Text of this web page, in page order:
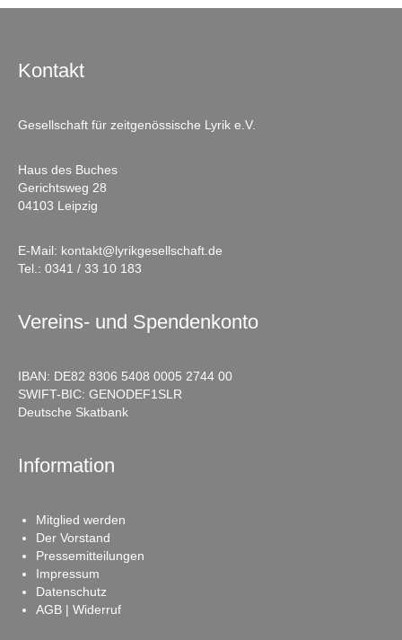
Kontakt
Gesellschaft für zeitgenössische Lyrik e.V.
Haus des Buches
Gerichtsweg 28
04103 Leipzig
E-Mail: kontakt@lyrikgesellschaft.de
Tel.: 0341 / 33 10 183
Vereins- und Spendenkonto
IBAN: DE82 8306 5408 0005 2744 00
SWIFT-BIC: GENODEF1SLR
Deutsche Skatbank
Information
Mitglied werden
Der Vorstand
Pressemitteilungen
Impressum
Datenschutz
AGB | Widerruf